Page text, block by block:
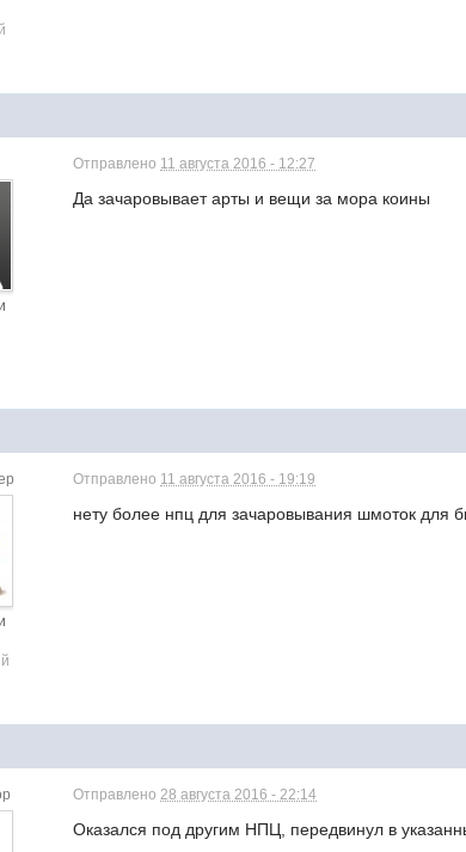
Отправлено 11 августа 2016 - 12:27
Да зачаровывает арты и вещи за мора коины
Отправлено 11 августа 2016 - 19:19
нету более нпц для зачаровывания шмоток для
Отправлено28 августа 2016 - 22:14
Оказался под другим НПЦ, передвинул в